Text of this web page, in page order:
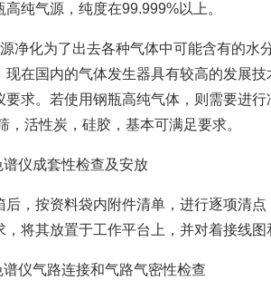
高纯气源，纯度在99.999%以上。
源净化为了出去各种气体中可能含有的
现在国内的气体发生器具有较高的发展
要求。若使用钢瓶高纯气体，则需要进
，活性炭，硅胶，基本可满足要求。
谱仪成套性检查及安放
后，按资料袋内附件清单，进行逐项清
，将其放置于工作平台上，并对着接线
谱仪气路连接和气路气密性检查